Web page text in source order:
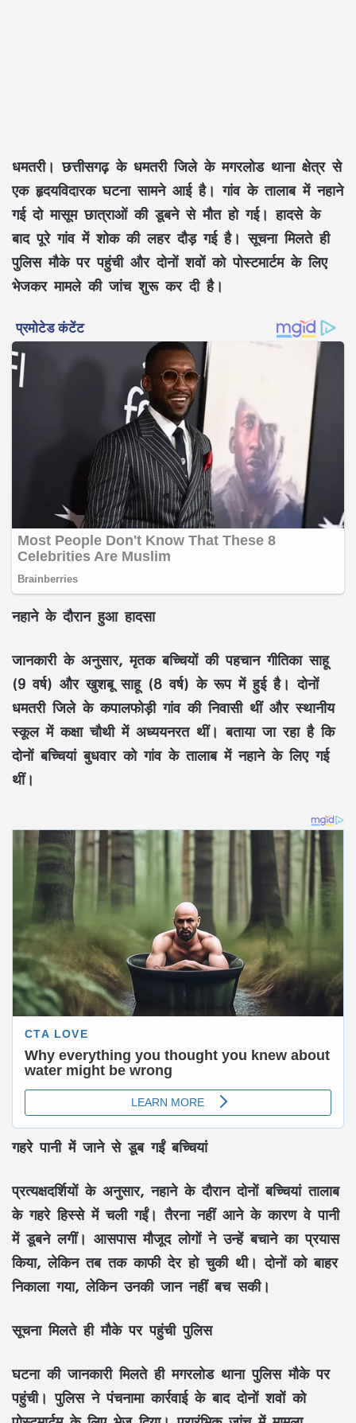
धमतरी। छत्तीसगढ़ के धमतरी जिले के मगरलोड थाना क्षेत्र से
एक हृदयविदारक घटना सामने आई है। गांव के तालाब में नहाने
गई दो मासूम छात्राओं की डूबने से मौत हो गई। हादसे के
बाद पूरे गांव में शोक की लहर दौड़ गई है। सूचना मिलते ही
पुलिस मौके पर पहुंची और दोनों शवों को पोस्टमार्टम के लिए
भेजकर मामले की जांच शुरू कर दी है।
नहाने के दौरान हुआ हादसा
जानकारी के अनुसार, मृतक बच्चियों की पहचान गीतिका साहू
(9 वर्ष) और खुशबू साहू (8 वर्ष) के रूप में हुई है। दोनों
धमतरी जिले के कपालफोड़ी गांव की निवासी थीं और स्थानीय
स्कूल में कक्षा चौथी में अध्ययनरत थीं। बताया जा रहा है कि
दोनों बच्चियां बुधवार को गांव के तालाब में नहाने के लिए गई
थीं।
गहरे पानी में जाने से डूब गईं बच्चियां
प्रत्यक्षदर्शियों के अनुसार, नहाने के दौरान दोनों बच्चियां तालाब
के गहरे हिस्से में चली गईं। तैरना नहीं आने के कारण वे पानी
में डूबने लगीं। आसपास मौजूद लोगों ने उन्हें बचाने का प्रयास
किया, लेकिन तब तक काफी देर हो चुकी थी। दोनों को बाहर
निकाला गया, लेकिन उनकी जान नहीं बच सकी।
सूचना मिलते ही मौके पर पहुंची पुलिस
घटना की जानकारी मिलते ही मगरलोड थाना पुलिस मौके पर
पहुंची। पुलिस ने पंचनामा कार्रवाई के बाद दोनों शवों को